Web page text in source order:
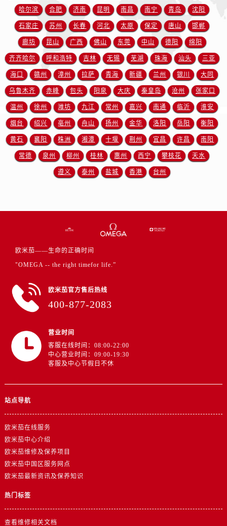
江苏省徐州市鼓楼区淮海东路29号苏宁广场IFC国际金融中心35层3508室欧米茄售后服务中心（需提前预约）
江苏省盐城市盐都区世纪大道5号盐城金融城写字楼1号楼16层1604室欧米茄售后服务中心（需提前预约）
江苏省扬州市邗江区国展路29号星耀天地写字楼1号楼18层1803室欧米茄售后服务中心（需提前预约）
江苏省镇江市京口区中山东路欧米茄售后服务中心（需提前预约）
江西省抚州市临川区赣东大道欧米茄售后服务中心（需提前预约）
江西省赣州市章贡区文清路欧米茄售后服务中心（需提前预约）
江西省吉安市吉州区井冈山大道欧米茄售后服务中心（需提前预约）
江西省景德镇市珠山区珠山中路欧米茄售后服务中心（需提前预约）
江西省九江市浔阳区浔阳路欧米茄售后服务中心（需提前预约）
江西省南昌市红谷滩新区红谷中大道998号绿地双子塔（中央广场）A1座办公楼14层1407室欧米茄售后服务中心（需提前预约）
江西省萍乡市安源区萍安北大道与康庄路交叉口欧米茄售后服务中心（需提前预约）
江西省上饶市信州区滨江西路欧米茄售后服务中心（需提前预约）
浙江省杭州市上城区钱江路1366号华润大厦A座5层503-5室欧米茄售后服务中心（需提前预约）
哈尔滨 合肥 济南 昆明 南昌 南宁 青岛 沈阳
石家庄 苏州 长春 河北 太原 保定 唐山 邯郸
廊坊 昆山 广西 佛山 东莞 中山 德阳 绵阳
齐齐哈尔 呼和浩特 吉林 无锡 芜湖 珠海 汕头 三亚
海口 赣州 漳州 拉萨 青海 新疆 兰州 银川 大同
乌鲁木齐 赤峰 包头 阳泉 大庆 秦皇岛 沧州 张家口
温州 徐州 潍坊 九江 常州 嘉兴 南通 临沂 淮安
烟台 绍兴 亳州 舟山 扬州 金华 洛阳 岳阳 衡阳
黄石 襄阳 株洲 湘潭 十堰 荆州 宜昌 许昌 南阳
常德 泉州 柳州 桂林 惠州 西宁 攀枝花 天水
遵义 泰州 盐城 香港 台州
欧米茄——生命的正确时间
"OMEGA -- the right timefor life.”
欧米茄官方售后热线
400-877-2083
营业时间
客服在线时间：08:00-22:00
中心营业时间：09:00-19:30
客服及中心节假日不休
站点导航
欧米茄在线服务
欧米茄中心介绍
欧米茄维修及保养项目
欧米茄中国区服务网点
欧米茄最新资讯及保养知识
热门标签
查看维修相关文档